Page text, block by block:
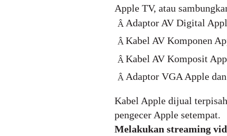
Apple TV, atau
Adaptor AV Digital
Â
Kabel AV Komponen
Â
Kabel AV Komposit
Â
Adaptor VGA Apple
Â
Kabel Apple dijual
pengecer Apple setempat.
Melakukan streaming